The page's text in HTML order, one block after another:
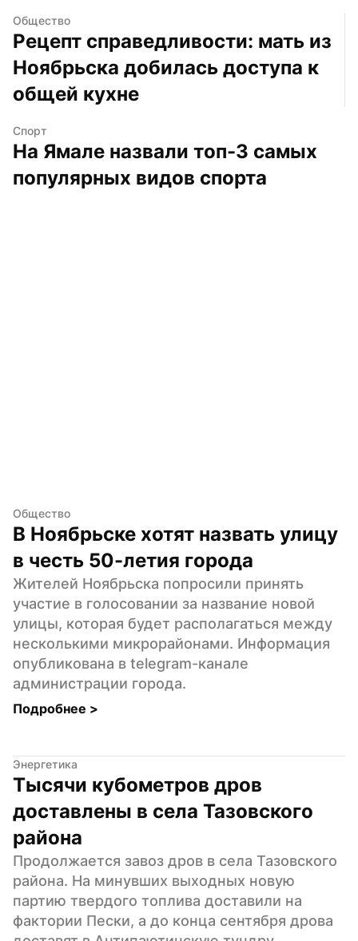
Общество
Рецепт справедливости: мать из
Ноябрьска добилась доступа к
общей кухне
Спорт
На Ямале назвали топ-3 самых
популярных видов спорта
Общество
В Ноябрьске хотят назвать улицу
в честь 50-летия города
Жителей Ноябрьска попросили принять
участие в голосовании за название новой
улицы, которая будет располагаться между
несколькими микрорайонами. Информация
опубликована в telegram-канале
администрации города.
Подробнее >
Энергетика
Тысячи кубометров дров
доставлены в села Тазовского
района
Продолжается завоз дров в села Тазовского
района. На минувших выходных новую
партию твердого топлива доставили на
фактории Пески, а до конца сентября дрова